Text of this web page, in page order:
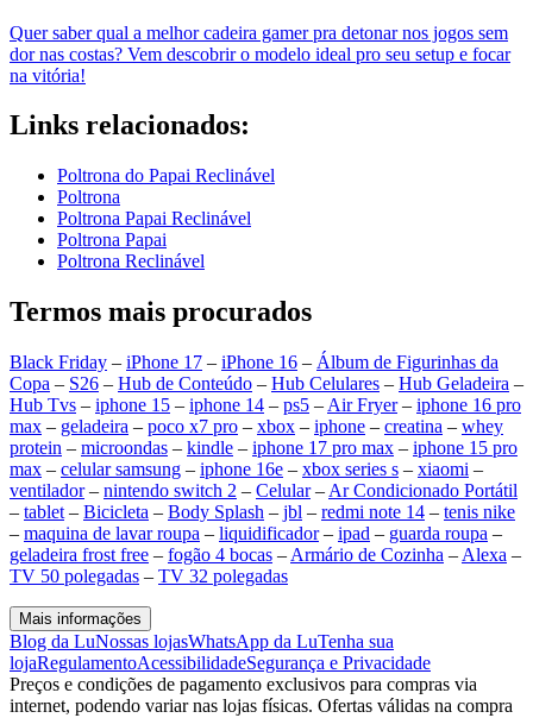
Quer saber qual a melhor cadeira gamer pra detonar nos jogos sem
dor nas costas? Vem descobrir o modelo ideal pro seu setup e focar
na vitória!
Links relacionados:
Poltrona do Papai Reclinável
Poltrona
Poltrona Papai Reclinável
Poltrona Papai
Poltrona Reclinável
Termos mais procurados
Black Friday – iPhone 17 – iPhone 16 – Álbum de Figurinhas da
Copa – S26 – Hub de Conteúdo – Hub Celulares – Hub Geladeira –
Hub Tvs – iphone 15 – iphone 14 – ps5 – Air Fryer– iphone 16 pro
max – geladeira – poco x7 pro – xbox – iphone – creatina – whey
protein – microondas – kindle – iphone 17 pro max – iphone 15 pro
max – celular samsung – iphone 16e – xbox series s – xiaomi –
ventilador– nintendo switch 2 – Celular– Ar Condicionado Portátil
– tablet – Bicicleta – Body Splash – jbl – redmi note 14 – tenis nike
– maquina de lavar roupa – liquidificador– ipad – guarda roupa –
geladeira frost free – fogão 4 bocas – Armário de Cozinha – Alexa –
TV 50 polegadas – TV 32 polegadas
Mais informações
Blog da LuNossas lojasWhatsApp da LuTenha sua
lojaRegulamentoAcessibilidadeSegurança e Privacidade
Preços e condições de pagamento exclusivos para compras via
internet, podendo variar nas lojas físicas. Ofertas válidas na compra